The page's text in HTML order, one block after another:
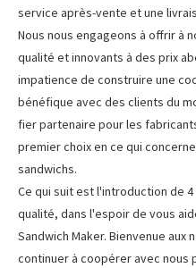
service après-vente et une
Nous nous engageons à offrir à
qualité et innovants à des prix
impatience de construire une
bénéfique avec des clients du
fier partenaire pour les
premier choix en ce qui
sandwichs.
Ce qui suit est l'introduction de
qualité, dans l'espoir de vous
Sandwich Maker. Bienvenue
continuer à coopérer avec nous